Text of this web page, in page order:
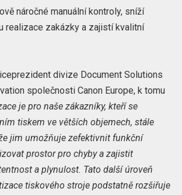
náročné manuální kontroly, sníží
realizace zakázky a zajistí kvalitní
divize Document Solutions
společnosti Canon Europe, k tomu
je pro naše zákazníky, kteří se
tiskem ve větších objemech, stále
jim umožňuje zefektivnit funkční
prostor pro chyby a zajistit
a plynulost. Tato další úroveň
tiskového stroje podstatně rozšiřuje